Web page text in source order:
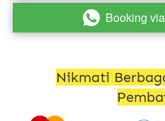
` Booking
Nikmati